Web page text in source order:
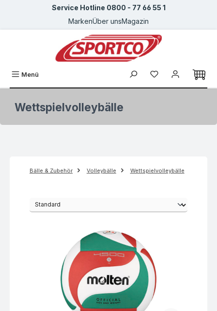
Zum Hauptinhalt springenService Hotline 0800 - 77 66 55 1
MarkenÜber unsMagazin
Menü Du hast 0
Wettspielvolleybälle
Bälle & Zubehör Volleybälle Wettspielvolleybälle